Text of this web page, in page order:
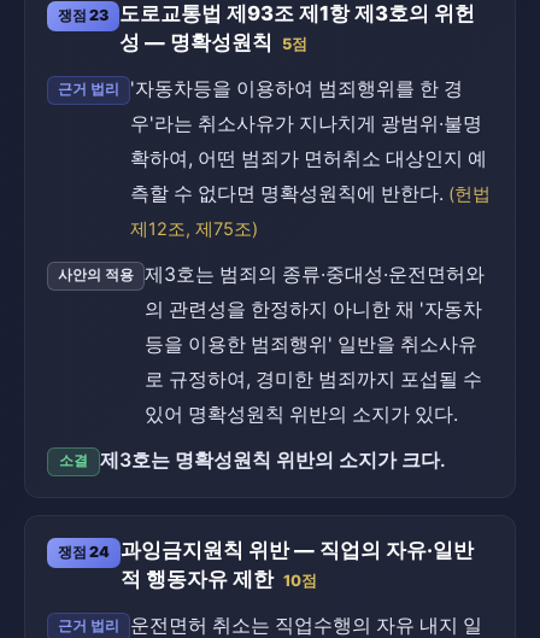
쟁점 23
도로교통법 제93조 제1항 제3호의 위헌
성 — 명확성원칙
5점
근거 법리
'자동차등을 이용하여 범죄행위를 한 경
우'라는 취소사유가 지나치게 광범위·불명
확하여, 어떤 범죄가 면허취소 대상인지 예
측할 수 없다면 명확성원칙에 반한다. (헌법
제12조, 제75조)
사안의 적용
제3호는 범죄의 종류·중대성·운전면허와
의 관련성을 한정하지 아니한 채 '자동차
등을 이용한 범죄행위' 일반을 취소사유
로 규정하여, 경미한 범죄까지 포섭될 수
있어 명확성원칙 위반의 소지가 있다.
소결 제3호는 명확성원칙 위반의 소지가 크다.
쟁점 24 과잉금지원칙 위반 — 직업의 자유·일반
적 행동자유 제한 10점
근거 법리
운전면허 취소는 직업수행의 자유 내지 일